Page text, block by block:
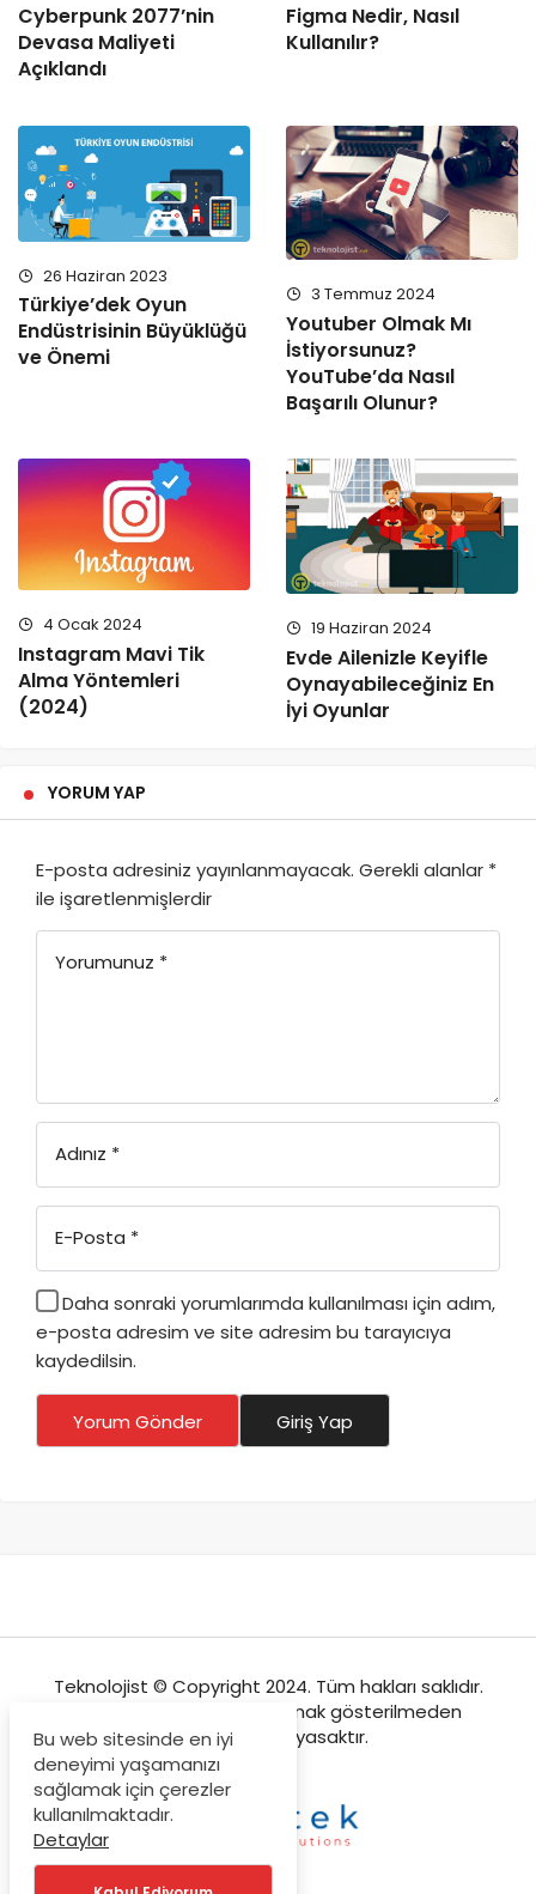
Cyberpunk 2077’nin
Devasa Maliyeti
Açıklandı
Figma Nedir, Nasıl
Kullanılır?
26 Haziran 2023
Türkiye’dek Oyun
Endüstrisinin Büyüklüğü
ve Önemi
3 Temmuz 2024
Youtuber Olmak Mı
İstiyorsunuz?
YouTube’da Nasıl
Başarılı Olunur?
4 Ocak 2024
Instagram Mavi Tik
Alma Yöntemleri
(2024)
19 Haziran 2024
Evde Ailenizle Keyifle
Oynayabileceğiniz En
İyi Oyunlar
YORUM YAP
E-posta adresiniz yayınlanmayacak. Gerekli alanlar *
ile işaretlenmişlerdir
Yorumunuz *
Adınız *
E-Posta *
Daha sonraki yorumlarımda kullanılması için adım,
e-posta adresim ve site adresim bu tarayıcıya
kaydedilsin.
Yorum Gönder Giriş Yap
Teknolojist © Copyright 2024. Tüm hakları saklıdır.
Sitemizden içeriklerin kaynak gösterilmeden
kopyalanması yasaktır.
Bu web sitesinde en iyi
deneyimi yaşamanızı
sağlamak için çerezler
kullanılmaktadır.
Detaylar